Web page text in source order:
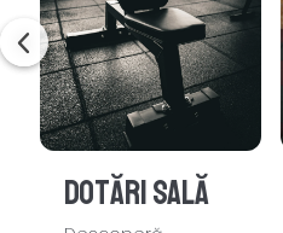
Dotări sală